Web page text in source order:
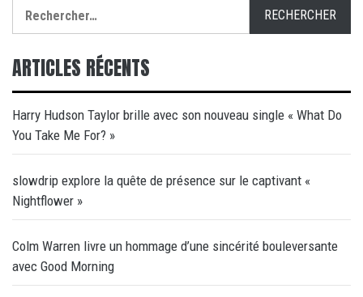
ARTICLES RÉCENTS
Harry Hudson Taylor brille avec son nouveau single « What Do
You Take Me For? »
slowdrip explore la quête de présence sur le captivant «
Nightflower »
Colm Warren livre un hommage d’une sincérité bouleversante
avec Good Morning